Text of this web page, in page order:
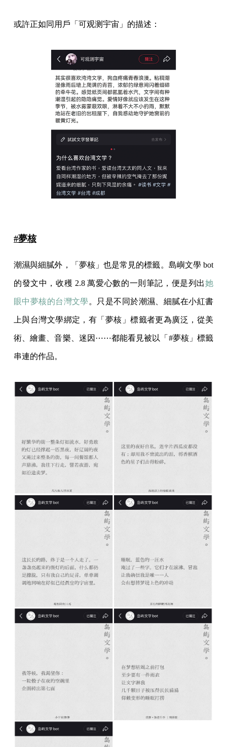
或許正如同用戶「可观测宇宙」的描述：
#夢核
潮濕與細膩外，「夢核」也是常見的標籤。島嶼文學 bot
的發文中，收穫 2.8 萬愛心數的一則筆記，便是列出她
眼中夢核的台灣文學 。只是不同於潮濕、細膩在小紅書
上與台灣文學綁定，有「夢核」標籤者更為廣泛，從美
術、繪畫、音樂、迷因⋯⋯都能看見被以「#夢核」標籤
串連的作品。